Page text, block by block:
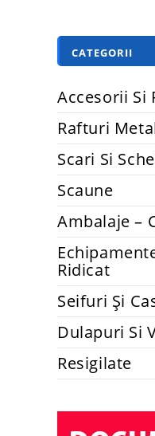
CATEGORII
Accesorii Si
Rafturi
Scari Si
Scaune
Ambalaje –
Ridicat
Seifuri Și
Dulapuri Si
Resigilate